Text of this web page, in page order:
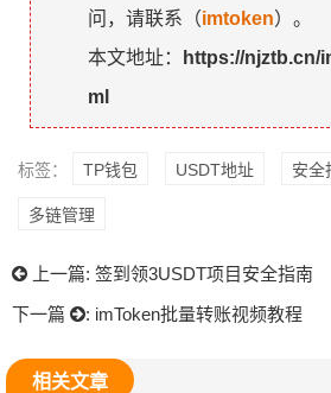
问，请联系（imtoken）。
本文地址：
https://njztb.cn/
ml
标签： TP钱包 USDT地址 安全
多链管理
上一篇: 签到领3USDT项目安全指南
下一篇
: imToken批量转账视频教程
相关文章